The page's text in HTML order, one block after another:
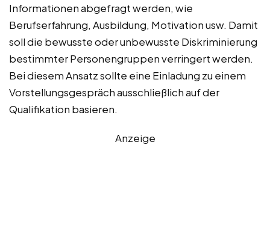
Informationen abgefragt werden, wie
Berufserfahrung, Ausbildung, Motivation usw. Damit
soll die bewusste oder unbewusste Diskriminierung
bestimmter Personengruppen verringert werden.
Bei diesem Ansatz sollte eine Einladung zu einem
Vorstellungsgespräch ausschließlich auf der
Qualifikation basieren.
Anzeige